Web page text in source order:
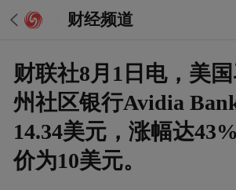
财经频道
财联社8月1日电，美
州社区银行Avidia
14.34美元，涨幅达
价为10美元。